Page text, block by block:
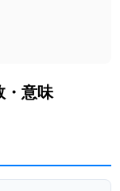
・意味